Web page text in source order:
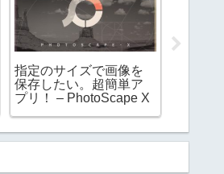
指定のサイズで画像を
保存したい。超簡単ア
プリ！ – PhotoScape X